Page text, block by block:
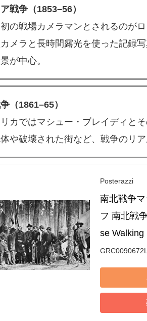
戦争（1853–56）
初の戦場カメラマンとされるのが
カメラと長時間露光を使った記録
が中心。
（1861–65）
リカではマシュー・ブレイディと
体や破壊された街など、戦争のリ
Posterazzi
南北戦争
フ 南北戦
se Walking